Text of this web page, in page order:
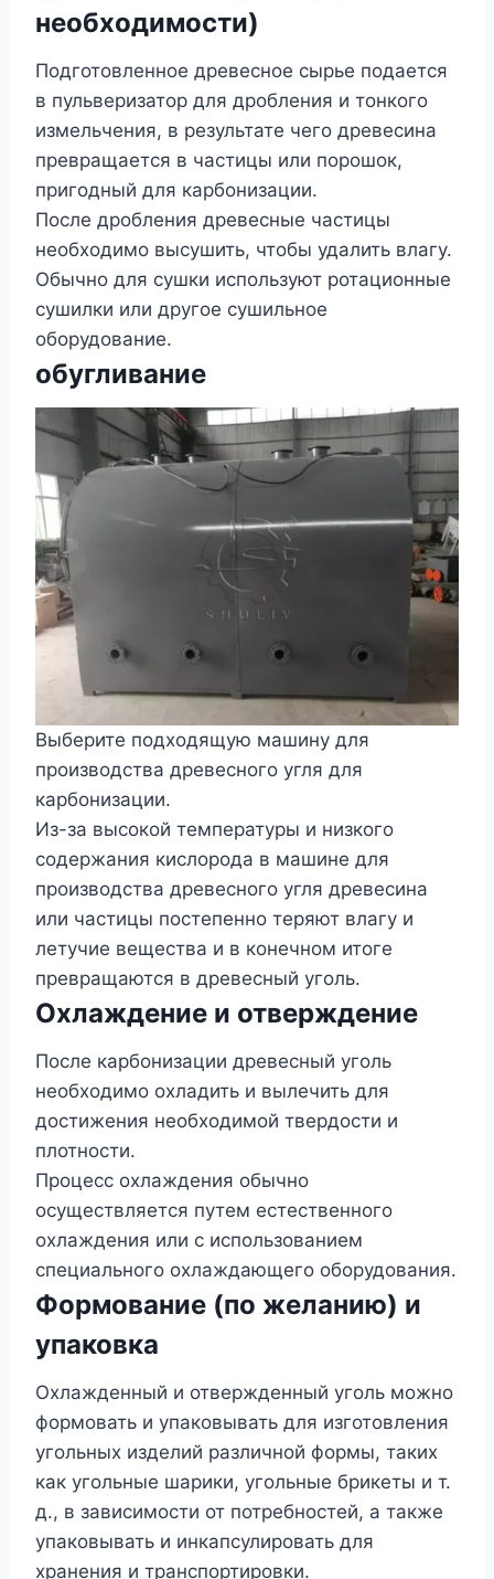
необходимости)
Подготовленное древесное сырье подается
в пульверизатор для дробления и тонкого
измельчения, в результате чего древесина
превращается в частицы или порошок,
пригодный для карбонизации.
После дробления древесные частицы
необходимо высушить, чтобы удалить влагу.
Обычно для сушки используют ротационные
сушилки или другое сушильное
оборудование.
обугливание
Выберите подходящую машину для
производства древесного угля для
карбонизации.
Из-за высокой температуры и низкого
содержания кислорода в машине для
производства древесного угля древесина
или частицы постепенно теряют влагу и
летучие вещества и в конечном итоге
превращаются в древесный уголь.
Охлаждение и отверждение
После карбонизации древесный уголь
необходимо охладить и вылечить для
достижения необходимой твердости и
плотности.
Процесс охлаждения обычно
осуществляется путем естественного
охлаждения или с использованием
специального охлаждающего оборудования.
Формование (по желанию) и
упаковка
Охлажденный и отвержденный уголь можно
формовать и упаковывать для изготовления
угольных изделий различной формы, таких
как угольные шарики, угольные брикеты и т.
д., в зависимости от потребностей, а также
упаковывать и инкапсулировать для
хранения и транспортировки.